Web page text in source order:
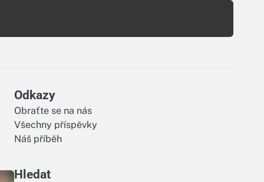
Odkazy
Obraťte se na nás
Všechny příspěvky
Náš příběh
Hledat